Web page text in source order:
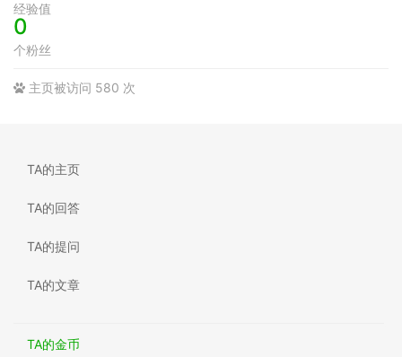
经验值
0
个粉丝
主页被访问 580 次
TA的主页
TA的回答
TA的提问
TA的文章
TA的金币